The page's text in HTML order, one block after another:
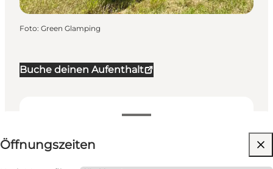
Buche deinen Aufenthalt
Öffnungszeiten anzeigen
Öffnungszeiten
Website besuchen
Foto: Green Glamping